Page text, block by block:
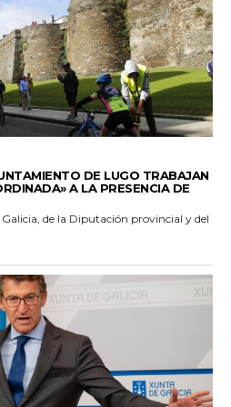
DE LUGO TRABAJAN
A LA PRESENCIA DE
de la Diputación provincial y del